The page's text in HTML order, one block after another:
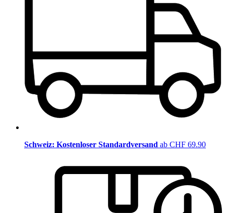
Schweiz: Kostenloser Standardversand ab CHF 69.90